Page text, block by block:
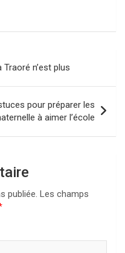
n’est plus
pour préparer les
à aimer l’école
publiée. Les champs